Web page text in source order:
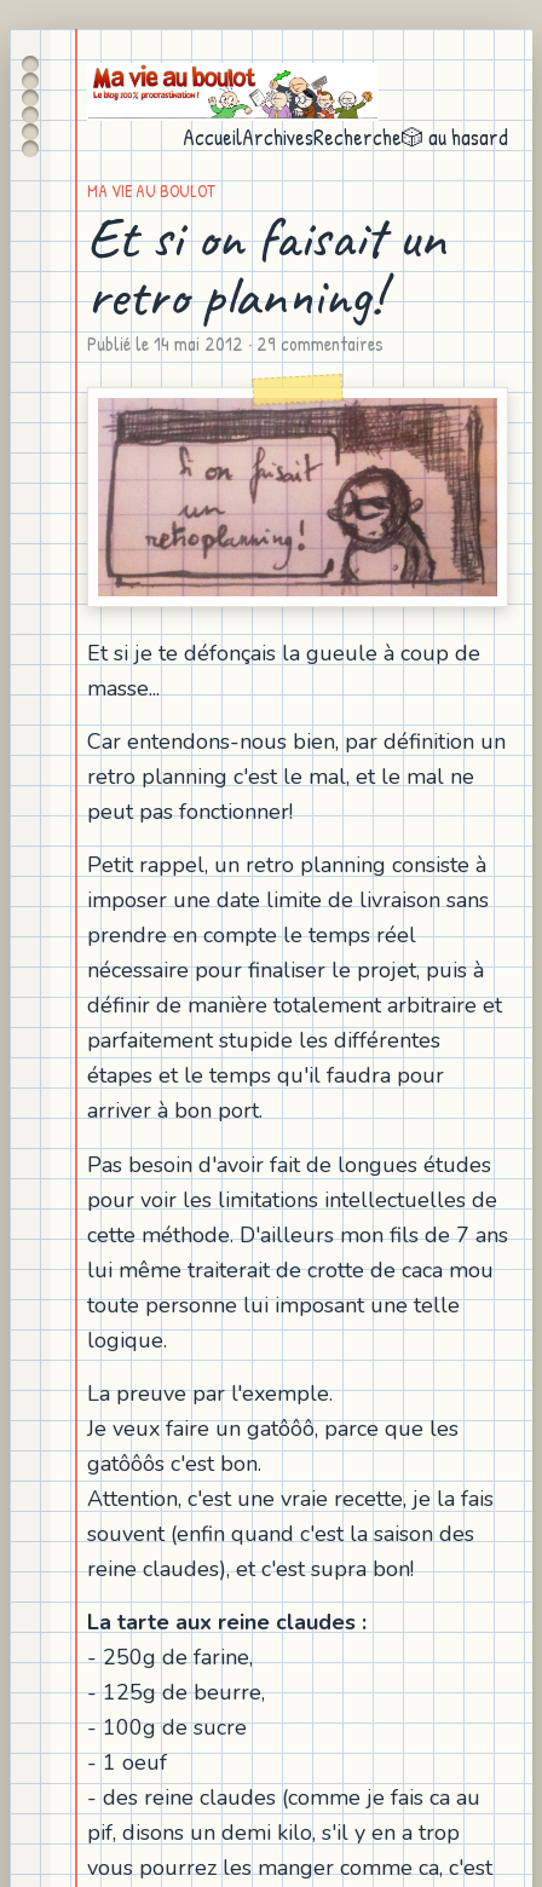
AccueilArchivesRecherche🎲 au hasard
MA VIE AU BOULOT
Et si on faisait un
retro planning!
Publié le14 mai 2012 · 29 commentaires
Et si je te défonçais la gueule à coup de
masse...
Car entendons-nous bien, par définition un
retro planning c'est le mal, et le mal ne
peut pas fonctionner!
Petit rappel, un retro planning consiste à
imposer une date limite de livraison sans
prendre en compte le temps réel
nécessaire pour finaliser le projet, puis à
définir de manière totalement arbitraire et
parfaitement stupide les différentes
étapes et le temps qu'il faudra pour
arriver à bon port.
Pas besoin d'avoir fait de longues études
pour voir les limitations intellectuelles de
cette méthode. D'ailleurs mon fils de 7 ans
lui même traiterait de crotte de caca mou
toute personne lui imposant une telle
logique.
La preuve par l'exemple.
Je veux faire un gatôôô, parce que les
gatôôôs c'est bon.
Attention, c'est une vraie recette, je la fais
souvent (enfin quand c'est la saison des
reine claudes), et c'est supra bon!
La tarte aux reine claudes :
- 250g de farine,
- 125g de beurre,
- 100g de sucre
- 1 oeuf
- des reine claudes (comme je fais ca au
pif, disons un demi kilo, s'il y en a trop
vous pourrez les manger comme ca, c'est